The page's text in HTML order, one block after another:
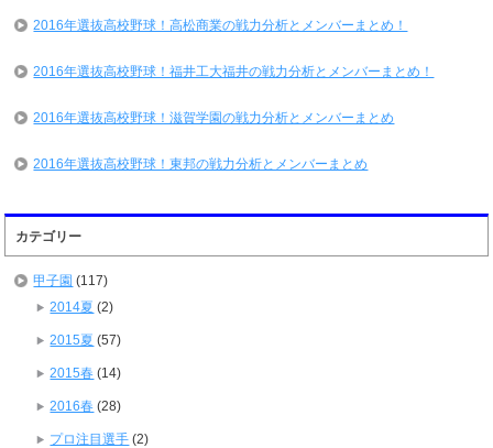
2016年選抜高校野球！高松商業の戦力分析とメンバーまとめ！
2016年選抜高校野球！福井工大福井の戦力分析とメンバーまとめ！
2016年選抜高校野球！滋賀学園の戦力分析とメンバーまとめ
2016年選抜高校野球！東邦の戦力分析とメンバーまとめ
カテゴリー
甲子園 (117)
2014夏 (2)
2015夏 (57)
2015春 (14)
2016春 (28)
プロ注目選手 (2)